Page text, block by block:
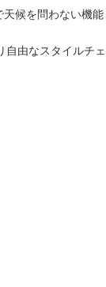
候を問わない機能
自由なスタイルチェ